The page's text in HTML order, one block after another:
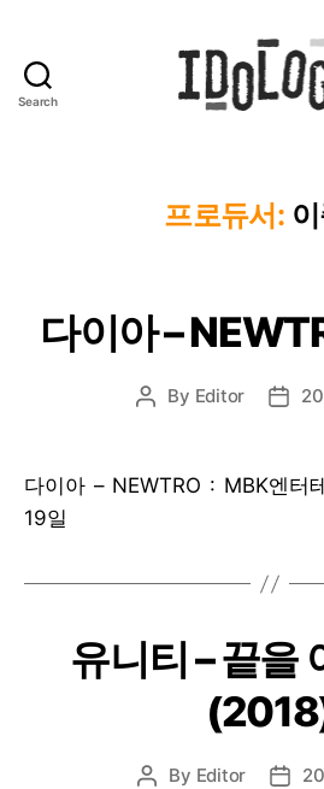
Search
프로듀서:
다이아 –
Post
By Editor
Post
다이아 – NEWTRO : MBK엔터
19일
유니티 – 끝을
Post
By Editor
Post